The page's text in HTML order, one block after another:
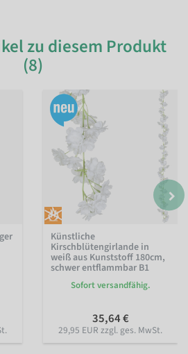
zu diesem Produkt
(8)
Künstliche
Kirschblütengirlande in
weiß aus Kunststoff 180cm,
schwer entflammbar B1
Sofort versandfähig.
35,64 €
29,95 EUR zzgl. ges. MwSt.